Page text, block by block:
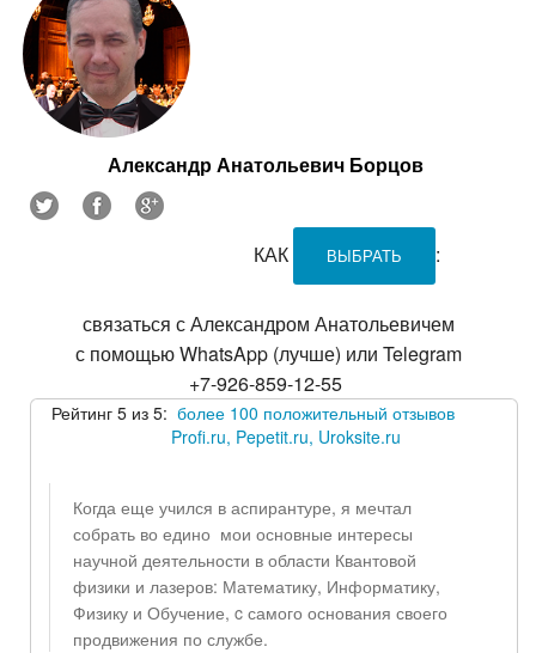
Александр Анатольевич Борцов
КАК ВЫБРАТЬ :
связаться с Александром Анатольевичем
с помощью WhatsApp (лучше) или Telegram
+7-926-859-12-55
Рейтинг 5 из 5: более 100 положительный отзывов
Profi.ru, Pepetit.ru, Uroksite.ru
Когда еще учился в аспирантуре, я мечтал
собрать во едино мои основные интересы
научной деятельности в области Квантовой
физики и лазеров: Математику, Информатику,
Физику и Обучение, c самого основания своего
продвижения по службе.